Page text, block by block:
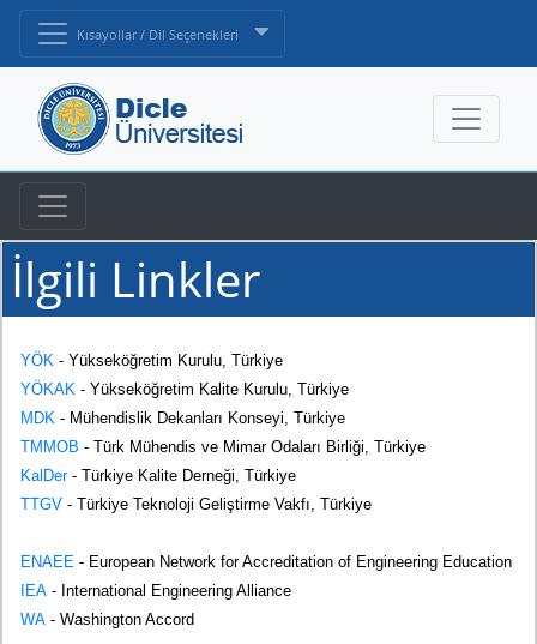
Kısayollar / Dil Seçenekleri
İlgili Linkler
YÖK - Yükseköğretim Kurulu, Türkiye
YÖKAK - Yükseköğretim Kalite Kurulu, Türkiye
MDK - Mühendislik Dekanları Konseyi, Türkiye
TMMOB - Türk Mühendis ve Mimar Odaları Birliği, Türkiye
KalDer- Türkiye Kalite Derneği, Türkiye
TTGV - Türkiye Teknoloji Geliştirme Vakfı, Türkiye
ENAEE - European Network for Accreditation of Engineering Education
IEA - International Engineering Alliance
WA - Washington Accord